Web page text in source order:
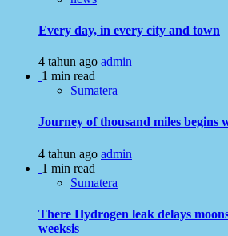
Every day, in every city and town
4 tahun ago admin
1 min read
Sumatera
Journey of thousand miles begins
4 tahun ago admin
1 min read
Sumatera
There Hydrogen leak delays
weeksis